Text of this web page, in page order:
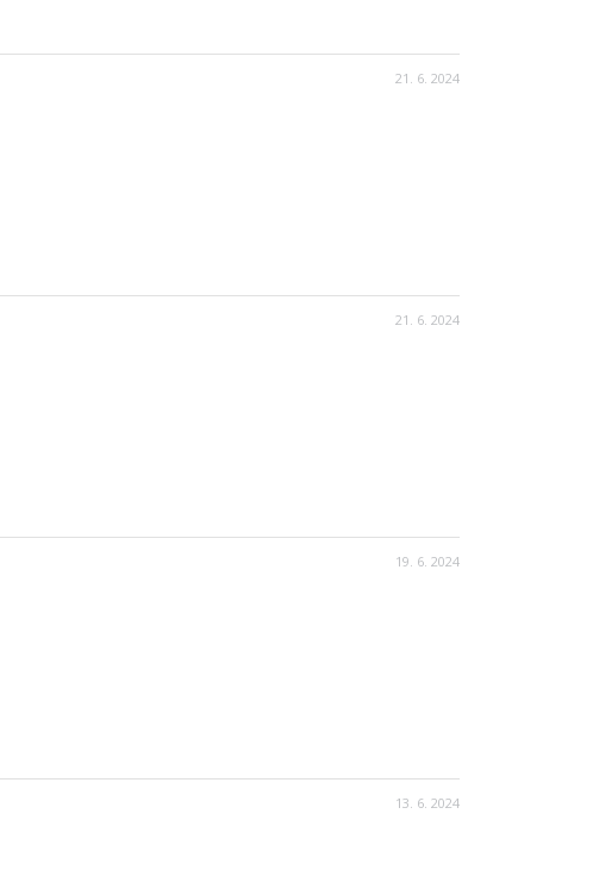
21. 6. 2024
21. 6. 2024
19. 6. 2024
13. 6. 2024